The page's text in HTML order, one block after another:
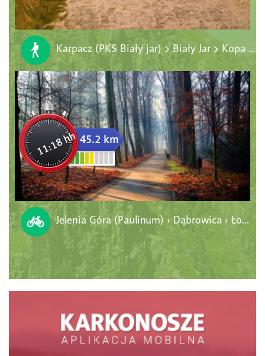
Karpacz (PKS Biały jar) > Biały Jar > Kopa > Śnieżka > Świątynia Wang
11:18 hh45.2 km
Jelenia Góra (Paulinum) › Dąbrowica › Łomnica › Wojanów › Karpniki › Bukowiec › Staniszów › Cieplice